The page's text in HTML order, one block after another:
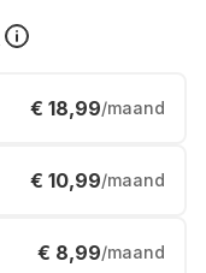
€ 18,99/maand
€ 10,99/maand
€ 8,99/maand